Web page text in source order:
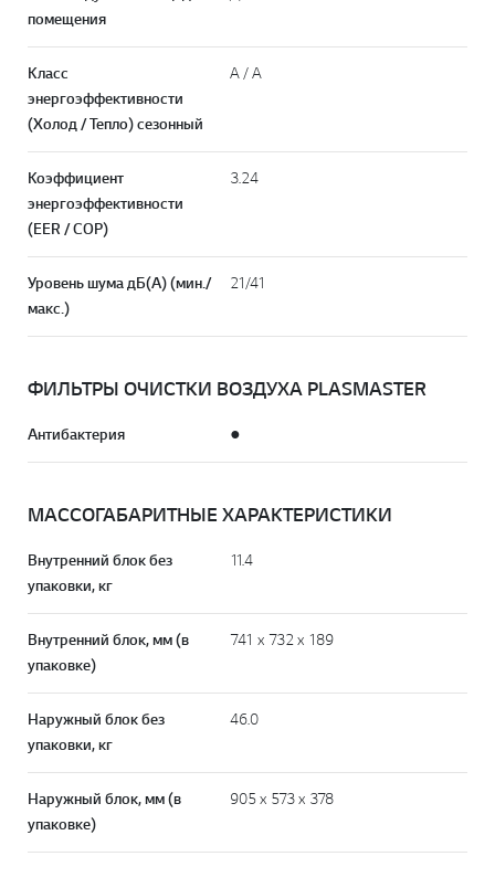
помещения
Класс
энергоэффективности
(Холод / Тепло) сезонный
А / A
Коэффициент
энергоэффективности
(EER / COP)
3.24
Уровень шума дБ(А) (мин./
макс.)
21/41
ФИЛЬТРЫ ОЧИСТКИ ВОЗДУХА PLASMASTER
Антибактерия ●
МАССОГАБАРИТНЫЕ ХАРАКТЕРИСТИКИ
Внутренний блок без
упаковки, кг
11.4
Внутренний блок, мм (в
упаковке)
741 х 732 х 189
Наружный блок без
упаковки, кг
46.0
Наружный блок, мм (в
упаковке)
905 х 573 х 378